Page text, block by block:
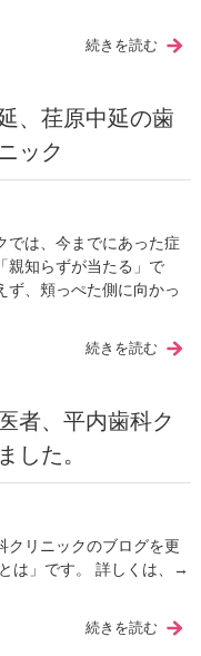
続きを読む
、荏原中延の歯
ック
では、今までにあった症
親知らずが当たる」で
ず、頬っぺた側に向かっ
続きを読む
者、平内歯科ク
した。
クリニックのブログを更
は」です。 詳しくは、→
続きを読む